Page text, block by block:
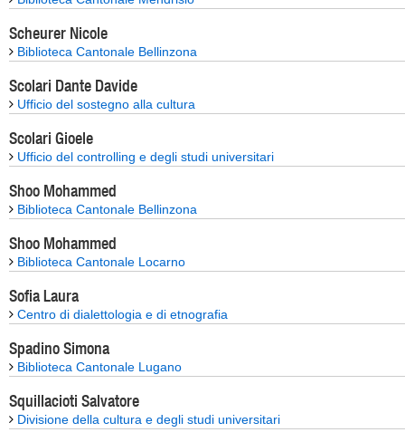
Scheurer Nicole
Biblioteca Cantonale Bellinzona
Scolari Dante Davide
Ufficio del sostegno alla cultura
Scolari Gioele
Ufficio del controlling e degli studi universitari
Shoo Mohammed
Biblioteca Cantonale Bellinzona
Shoo Mohammed
Biblioteca Cantonale Locarno
Sofia Laura
Centro di dialettologia e di etnografia
Spadino Simona
Biblioteca Cantonale Lugano
Squillacioti Salvatore
Divisione della cultura e degli studi universitari